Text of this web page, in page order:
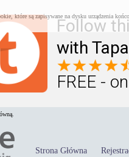
Follow
with
FREE -
które są zapisywane na dysku urządzenia
Strona Główna